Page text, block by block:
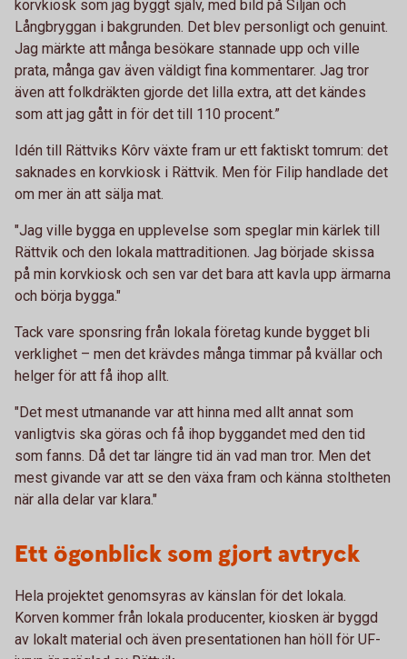
korvkiosk som jag byggt själv, med bild på Siljan och
Långbryggan i bakgrunden. Det blev personligt och genuint.
Jag märkte att många besökare stannade upp och ville
prata, många gav även väldigt fina kommentarer. Jag tror
även att folkdräkten gjorde det lilla extra, att det kändes
som att jag gått in för det till 110 procent.”
Idén till Rättviks Kôrv växte fram ur ett faktiskt tomrum: det
saknades en korvkiosk i Rättvik. Men för Filip handlade det
om mer än att sälja mat.
"Jag ville bygga en upplevelse som speglar min kärlek till
Rättvik och den lokala mattraditionen. Jag började skissa
på min korvkiosk och sen var det bara att kavla upp ärmarna
och börja bygga."
Tack vare sponsring från lokala företag kunde bygget bli
verklighet – men det krävdes många timmar på kvällar och
helger för att få ihop allt.
"Det mest utmanande var att hinna med allt annat som
vanligtvis ska göras och få ihop byggandet med den tid
som fanns. Då det tar längre tid än vad man tror. Men det
mest givande var att se den växa fram och känna stoltheten
när alla delar var klara."
Ett ögonblick som gjort avtryck
Hela projektet genomsyras av känslan för det lokala.
Korven kommer från lokala producenter, kiosken är byggd
av lokalt material och även presentationen han höll för UF-